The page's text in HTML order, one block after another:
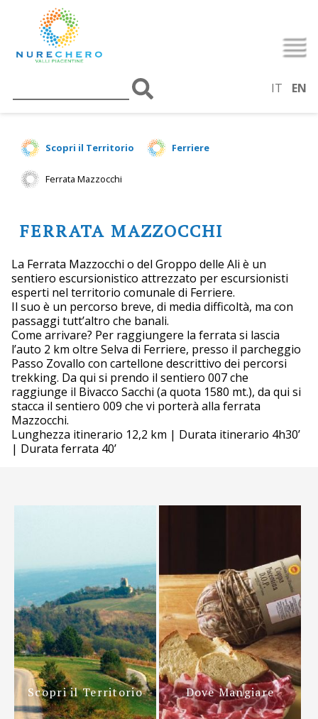
IT EN
Scopri il Territorio Ferriere
Ferrata Mazzocchi
FERRATA MAZZOCCHI
La Ferrata Mazzocchi o del Groppo delle Ali è un
sentiero escursionistico attrezzato per escursionisti
esperti nel territorio comunale di Ferriere.
Il suo è un percorso breve, di media difficoltà, ma con
passaggi tutt’altro che banali.
Come arrivare? Per raggiungere la ferrata si lascia
l’auto 2 km oltre Selva di Ferriere, presso il parcheggio
Passo Zovallo con cartellone descrittivo dei percorsi
trekking. Da qui si prendo il sentiero 007 che
raggiunge il Bivacco Sacchi (a quota 1580 mt.), da qui si
stacca il sentiero 009 che vi porterà alla ferrata
Mazzocchi.
Lunghezza itinerario 12,2 km | Durata itinerario 4h30’
| Durata ferrata 40’
Scopri il Territorio Dove Mangiare